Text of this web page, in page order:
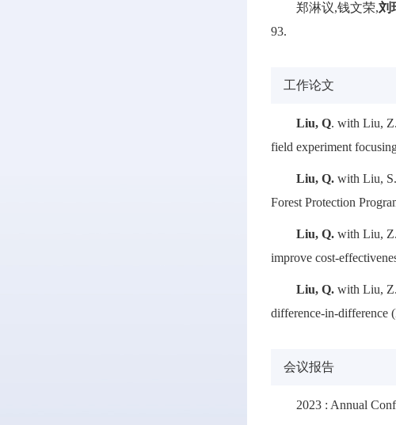
郑淋议,钱文荣,刘
93.
工作论文
Liu, Q. with Liu,
field experiment
Liu, Q. with Liu,
Forest Protection
Liu, Q. with Liu,
improve cost-
Liu, Q. with Liu,
difference-in-difference
会议报告
2023 : Annual